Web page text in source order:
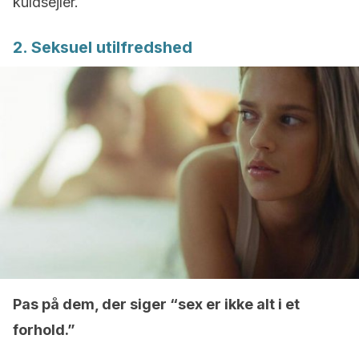
2. Seksuel utilfredshed
Pas på dem, der siger “sex er ikke alt i et
forhold.”